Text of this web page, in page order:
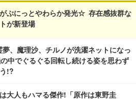
ぷにっとやわらか発光☆ 存在感抜群な
が新登場
夢、魔理沙、チルノが洗濯ネットになっ
中でぐるぐる回転し続ける姿を思わず
!?
大人もハマる傑作!「原作は東野圭